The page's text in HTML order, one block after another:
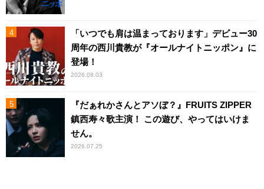
「いつでも肩は温まっております」デビュー30
周年の西川貴教が『オールナイトニッポン』に
登場！
2026.08.03
『だぁれかさんとアソぼ？』FRUITS ZIPPER
鎮西寿々歌主演！ この遊び、やってはいけま
せん。
2026.07.25